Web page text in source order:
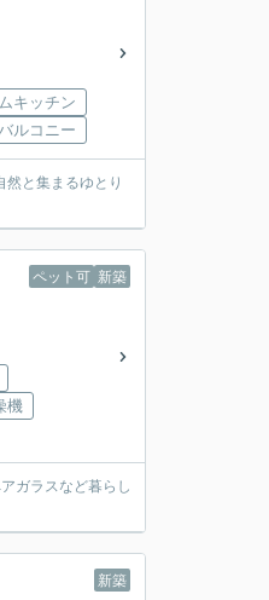
キッチン
ルコニー
と集まるゆとり
ペット可 新築
機
ガラスなど暮らし
新築